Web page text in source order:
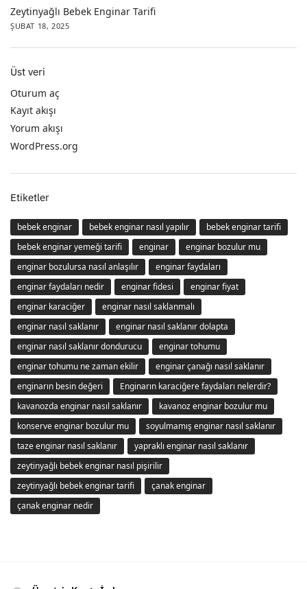
Zeytinyağlı Bebek Enginar Tarifi
ŞUBAT 18, 2025
Üst veri
Oturum aç
Kayıt akışı
Yorum akışı
WordPress.org
Etiketler
bebek enginar bebek enginar nasıl yapılır
bebek enginar tarifi
bebek enginar yemeği tarifi
enginar
enginar bozulur mu
enginar bozulursa nasıl anlaşılır
enginar faydaları
enginar faydaları nedir
enginar fidesi
enginar fiyat
enginar karaciğer
enginar nasıl saklanmalı
enginar nasıl saklanır
enginar nasıl saklanır dolapta
enginar nasıl saklanır dondurucu
enginar tohumu
enginar tohumu ne zaman ekilir
enginar çanağı nasıl saklanır
enginarın besin değeri
Enginarın karaciğere faydaları nelerdir?
kavanozda enginar nasıl saklanır
kavanoz enginar bozulur mu
konserve enginar bozulur mu
soyulmamış enginar nasıl saklanır
taze enginar nasıl saklanır
yapraklı enginar nasıl saklanır
zeytinyağlı bebek enginar nasıl pişirilir
zeytinyağlı bebek enginar tarifi
çanak enginar
çanak enginar nedir